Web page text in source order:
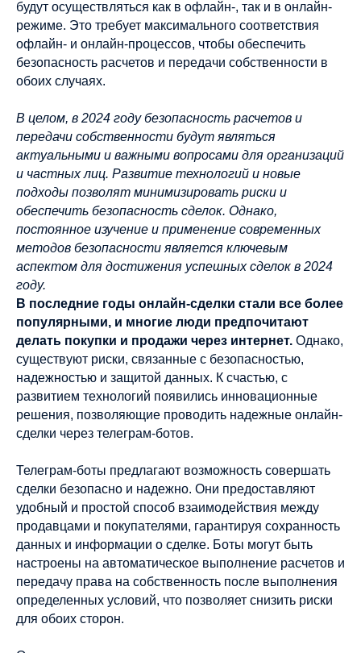
будут осуществляться как в офлайн-, так и в онлайн-
режиме. Это требует максимального соответствия
офлайн- и онлайн-процессов, чтобы обеспечить
безопасность расчетов и передачи собственности в
обоих случаях.
В целом, в 2024 году безопасность расчетов и
передачи собственности будут являться
актуальными и важными вопросами для организаций
и частных лиц. Развитие технологий и новые
подходы позволят минимизировать риски и
обеспечить безопасность сделок. Однако,
постоянное изучение и применение современных
методов безопасности является ключевым
аспектом для достижения успешных сделок в 2024
году.
В последние годы онлайн-сделки стали все более
популярными, и многие люди предпочитают
делать покупки и продажи через интернет. Однако,
существуют риски, связанные с безопасностью,
надежностью и защитой данных. К счастью, с
развитием технологий появились инновационные
решения, позволяющие проводить надежные онлайн-
сделки через телеграм-ботов.
Телеграм-боты предлагают возможность совершать
сделки безопасно и надежно. Они предоставляют
удобный и простой способ взаимодействия между
продавцами и покупателями, гарантируя сохранность
данных и информации о сделке. Боты могут быть
настроены на автоматическое выполнение расчетов и
передачу права на собственность после выполнения
определенных условий, что позволяет снизить риски
для обоих сторон.